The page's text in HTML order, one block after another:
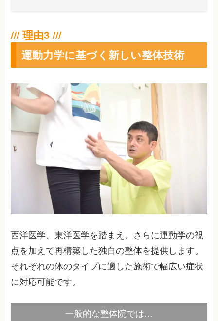
運動力学に基づく新しい整体技術
西洋医学、東洋医学を踏まえ、さらに運動学の視
点を加えて再構築した独自の整体を提供します。
それぞれの体のタイプに適した施術で幅広い症状
に対応可能です。
一般的な整体院では…